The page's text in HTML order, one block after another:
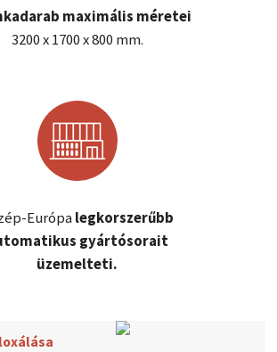
maximális méretei
3200 x 1700 x 800 mm.
Európalegkorszerűbb
gyártósorait
üzemelteti.